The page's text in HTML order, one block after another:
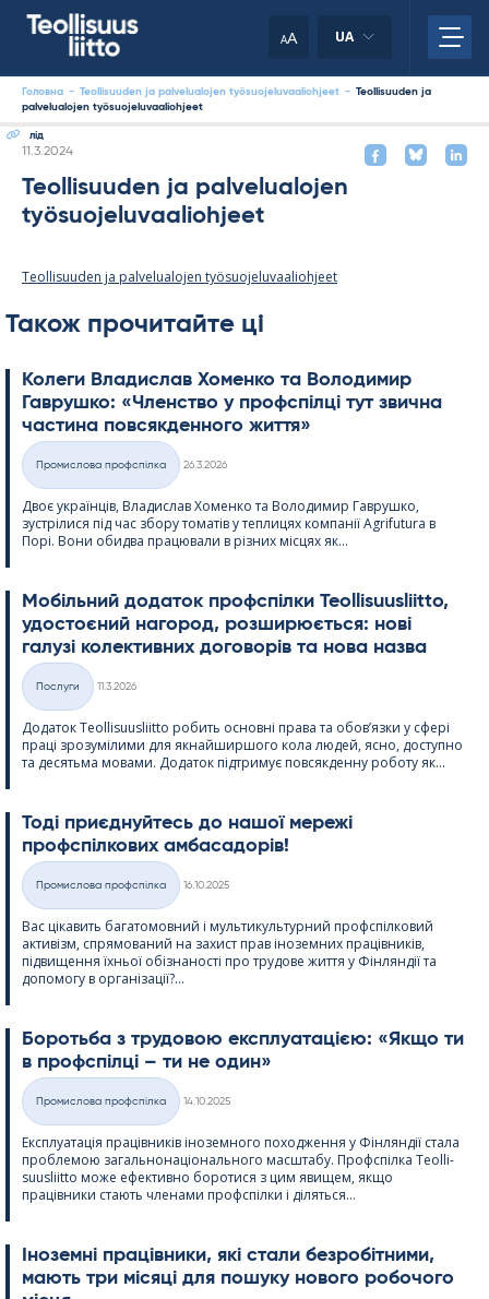
AA UA
Головна - Teollisuuden ja palvelualojen työsuojeluvaaliohjeet - Teollisuuden ja
palvelualojen työsuojeluvaaliohjeet
лід
Kirjoitettu
11.3.2024
Teollisuuden ja palvelualojen
työsuojeluvaaliohjeet
Teollisuuden ja palvelualojen työsuojeluvaaliohjeet
Також прочитайте ці
Колеги Владислав Хоменко та Володимир
Гаврушко: «Членство у профспілці тут звична
частина повсякденного життя»
Категорії
Промислова профспілка
26.3.2026
Двоє українців, Владислав Хоменко та Володимир Гаврушко,
зустрілися під час збору томатів у теплицях компанії Agri­fu­tura в
Порі. Вони обидва працювали в різних місцях як...
Мобільний додаток профспілки Teol­li­suus­liitto,
удостоєний нагород, розширюється: нові
галузі колективних договорів та нова назва
Категорії
Послуги
11.3.2026
Додаток Teol­li­suus­liitto робить основні права та обов’язки у сфері
праці зрозумілими для якнайширшого кола людей, ясно, доступно
та десятьма мовами. Додаток підтримує повсякденну роботу як...
Тоді приєднуйтесь до нашої мережі
профспілкових амбасадорів!
Категорії
Промислова профспілка
16.10.2025
Вас цікавить багатомовний і мультикультурний профспілковий
активізм, спрямований на захист прав іноземних працівників,
підвищення їхньої обізнаності про трудове життя у Фінляндії та
допомогу в організації?...
Боротьба з трудовою експлуатацією: «Якщо ти
в профспілці – ти не один»
Категорії
Промислова профспілка
14.10.2025
Експлуатація працівників іноземного походження у Фінляндії стала
проблемою загальнонаціонального масштабу. Профспілка Teol­li­
suus­liitto може ефективно боротися з цим явищем, якщо
працівники стають членами профспілки і діляться...
Іноземні працівники, які стали безробітними,
мають три місяці для пошуку нового робочого